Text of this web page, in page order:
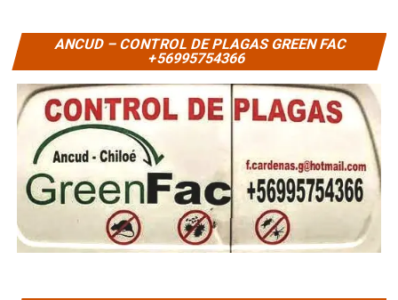
ANCUD – CONTROL DE PLAGAS GREEN FAC
+56995754366